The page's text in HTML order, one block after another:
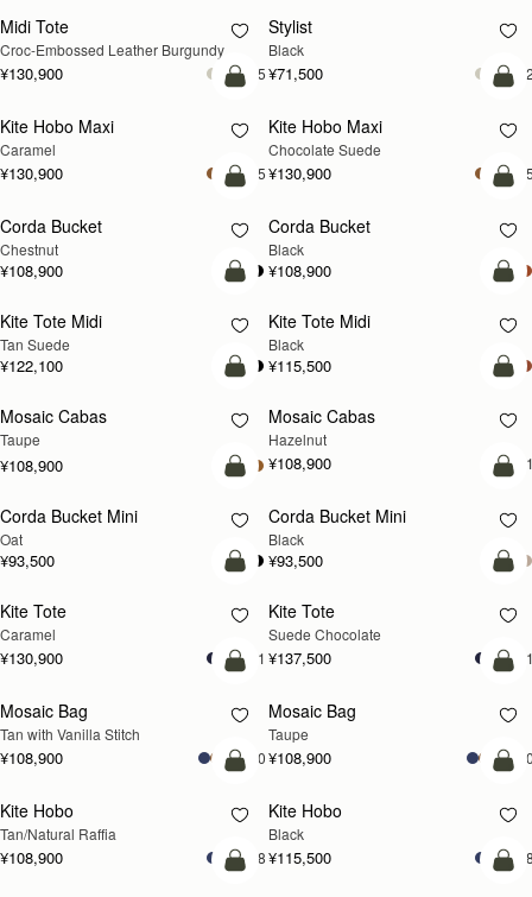
Midi Tote
Croc-Embossed Leather Burgundy
¥130,900 +5
Stylist
Black
¥71,500
カートに追加
Kite Hobo Maxi
Caramel
¥130,900 +5
カ
Kite Hobo Maxi
Chocolate Suede
¥130,900
カートに追加
Corda Bucket
Chestnut
¥108,900
カ
Corda Bucket
Black
¥108,900
カートに追加
Kite Tote Midi
Tan Suede
¥122,100
カ
Kite Tote Midi
Black
¥115,500
新登場
カートに追加
Mosaic Cabas
Taupe
¥108,900
新登場
カ
Mosaic Cabas
Hazelnut
¥108,900
カートに追加
Corda Bucket Mini
Oat
¥93,500
カ
Corda Bucket Mini
Black
¥93,500
カートに追加
Kite Tote
Caramel
¥130,900 +1
カ
Kite Tote
Suede Chocolate
¥137,500
カートに追加
Mosaic Bag
Tan with Vanilla Stitch
¥108,900 +10
カ
Mosaic Bag
Taupe
¥108,900
カートに追加
Kite Hobo
Tan/Natural Raffia
¥108,900 +8
カ
Kite Hobo
Black
¥115,500
カートに追加
カ